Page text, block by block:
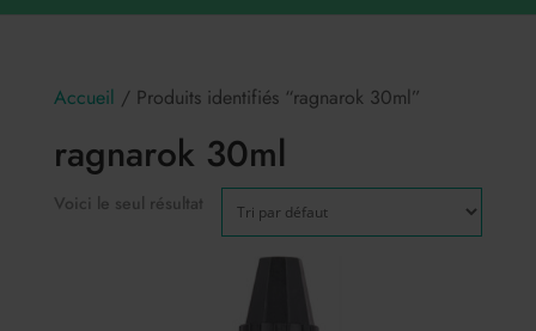
Accueil / Produits identifiés “ragnarok 30ml”
ragnarok 30ml
Voici le seul résultat